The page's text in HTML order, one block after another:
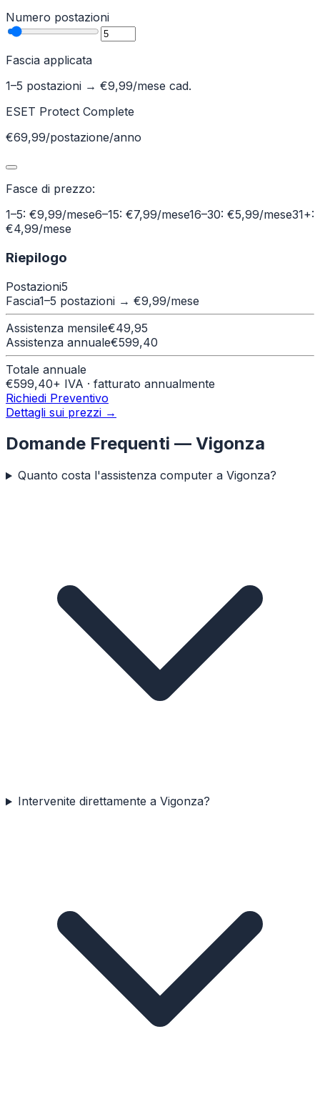
Numero postazioni
Fascia applicata
1–5 postazioni → €9,99/mese cad.
ESET Protect Complete
€69,99/postazione/anno
Fasce di prezzo:
1–5: €9,99/mese6–15: €7,99/mese16–30: €5,99/mese31+:
€4,99/mese
Riepilogo
Postazioni5
Fascia1–5 postazioni → €9,99/mese
Assistenza mensile€49,95
Assistenza annuale€599,40
Totale annuale
€599,40+ IVA · fatturato annualmente
Richiedi Preventivo
Dettagli sui prezzi →
Domande Frequenti — Vigonza
Quanto costa l'assistenza computer a Vigonza?
Intervenite direttamente a Vigonza?